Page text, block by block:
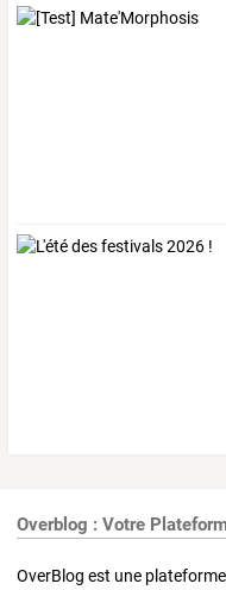
Overblog : Votre
OverBlog est une